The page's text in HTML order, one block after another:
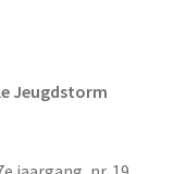
Jeugdstorm